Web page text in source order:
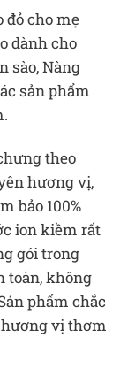
đỏ cho mẹ
dành cho
sào, Nàng
sản phẩm
theo
hương vị,
bảo 100%
ion kiềm rất
gói trong
toàn, không
phẩm chắc
hương vị thơm